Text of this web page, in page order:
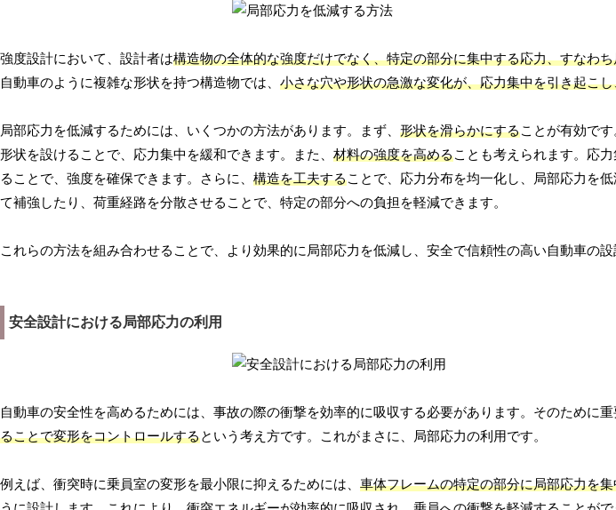
強度設計において、設計者は構造物の全体的な強度だけでなく、特定の部分に集中する応力、すなわ
自動車のように複雑な形状を持つ構造物では、 小さな穴や形状の急激な変化が、応力集中を引き起こ
局部応力を低減するためには、いくつかの方法があります。まず、 形状を滑らかにすることが有効で
形状を設けることで、応力集中を緩和できます。また、 材料の強度を高めることも考えられます。応
ることで、強度を確保できます。さらに、 構造を工夫することで、応力分布を均一化し、局部応力を
て補強したり、荷重経路を分散させることで、特定の部分への負担を軽減できます。
これらの方法を組み合わせることで、より効果的に局部応力を低減し、安全で信頼性の高い自動車の設
安全設計における局部応力の利用
自動車の安全性を高めるためには、事故の際の衝撃を効率的に吸収する必要があります。そのために重
ることで変形をコントロールするという考え方です。これがまさに、局部応力の利用です。
例えば、衝突時に乗員室の変形を最小限に抑えるためには、 車体フレームの特定の部分に局部応力を